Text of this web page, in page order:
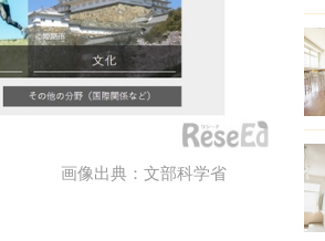
画像出典：文部科学省